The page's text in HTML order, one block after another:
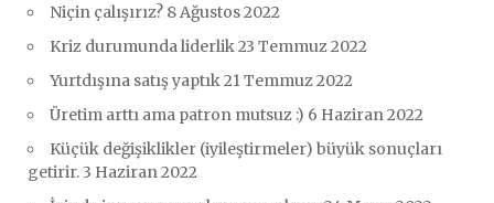
Niçin çalışırız? 8 Ağustos 2022
Kriz durumunda liderlik23 Temmuz 2022
Yurtdışına satış yaptık21 Temmuz 2022
Üretim arttı ama patron mutsuz :) 6 Haziran 2022
Küçük değişiklikler (iyileştirmeler) büyük sonuçları
getirir.3 Haziran 2022